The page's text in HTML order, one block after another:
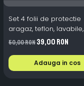
Set 4 folii de protectie
aragaz, teflon, lavabile,
reutilizabile, Negru/Gri
50,00 RON39,00 RON
Adauga in cos